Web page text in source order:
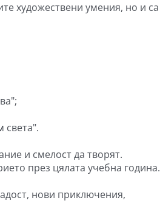
художествени умения, но и са
света".
и смелост да творят.
през цялата учебна година.
нови приключения,